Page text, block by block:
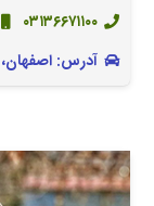
۰۳۱۳۶۶۷۱۱۰۰
آدرس: اصفهان،